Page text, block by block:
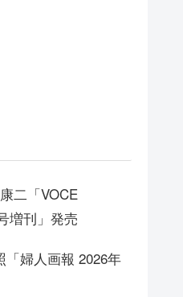
二「VOCE
増刊」発売
「婦人画報 2026年